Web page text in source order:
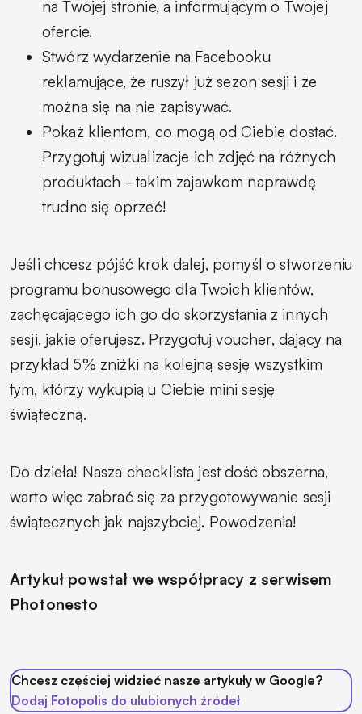
na Twojej stronie, a informującym o Twojej
ofercie.
Stwórz wydarzenie na Facebooku
reklamujące, że ruszył już sezon sesji i że
można się na nie zapisywać.
Pokaż klientom, co mogą od Ciebie dostać.
Przygotuj wizualizacje ich zdjęć na różnych
produktach - takim zajawkom naprawdę
trudno się oprzeć!
Jeśli chcesz pójść krok dalej, pomyśl o stworzeniu
programu bonusowego dla Twoich klientów,
zachęcającego ich go do skorzystania z innych
sesji, jakie oferujesz. Przygotuj voucher, dający na
przykład 5% zniżki na kolejną sesję wszystkim
tym, którzy wykupią u Ciebie mini sesję
świąteczną.
Do dzieła! Nasza checklista jest dość obszerna,
warto więc zabrać się za przygotowywanie sesji
świątecznych jak najszybciej. Powodzenia!
Artykuł powstał we współpracy z serwisem
Photonesto
Chcesz częściej widzieć nasze artykuły w Google?
Dodaj Fotopolis do ulubionych źródeł